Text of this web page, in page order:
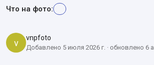
Что на фото:
v vnpfoto
Добавлено 5 июля 2026 г. · обновлено 6